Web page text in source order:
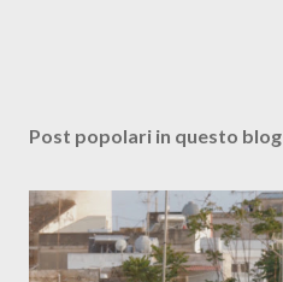
Post popolari in questo blog